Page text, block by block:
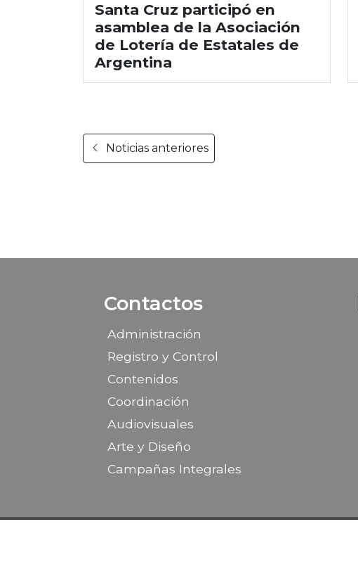
Santa Cruz participó en
asamblea de la Asociación
de Lotería de Estatales de
Argentina
Noticias anteriores
Contactos
Administración
Registro y Control
Contenidos
Coordinación
Audiovisuales
Arte y Diseño
Campañas Integrales